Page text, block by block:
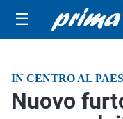
☰
IN CENTRO AL
Nuovo